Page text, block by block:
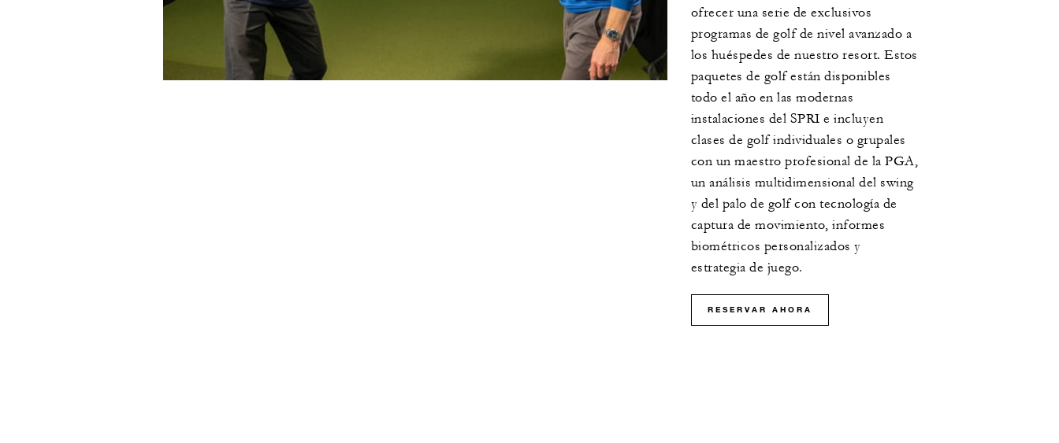
ofrecer una serie de exclusivos
programas de golf de nivel avanzado a
los huéspedes de nuestro resort. Estos
paquetes de golf están disponibles
todo el año en las modernas
instalaciones del SPRI e incluyen
clases de golf individuales o grupales
con un maestro profesional de la PGA,
un análisis multidimensional del swing
y del palo de golf con tecnología de
captura de movimiento, informes
biométricos personalizados y
estrategia de juego.
RESERVAR AHORA